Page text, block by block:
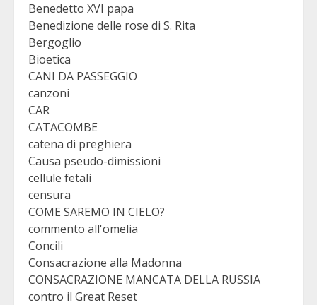
Benedetto XVI papa
Benedizione delle rose di S. Rita
Bergoglio
Bioetica
CANI DA PASSEGGIO
canzoni
CAR
CATACOMBE
catena di preghiera
Causa pseudo-dimissioni
cellule fetali
censura
COME SAREMO IN CIELO?
commento all'omelia
Concili
Consacrazione alla Madonna
CONSACRAZIONE MANCATA DELLA RUSSIA
contro il Great Reset